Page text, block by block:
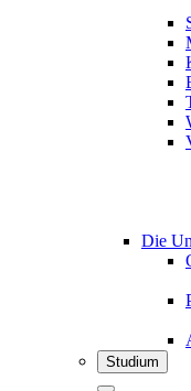
Die
Studium